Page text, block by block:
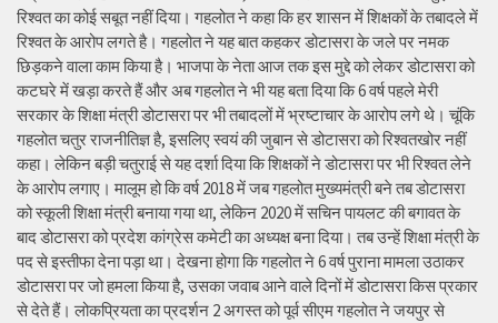
रिश्वत का कोई सबूत नहीं दिया। गहलोत ने कहा कि हर शासन में शिक्षकों के तबादले में
रिश्वत के आरोप लगते है। गहलोत ने यह बात कहकर डोटासरा के जले पर नमक
छिड़कने वाला काम किया है। भाजपा के नेता आज तक इस मुद्दे को लेकर डोटासरा को
कटघरे में खड़ा करते हैं और अब गहलोत ने भी यह बता दिया कि 6 वर्ष पहले मेरी
सरकार के शिक्षा मंत्री डोटासरा पर भी तबादलों में भ्रष्टाचार के आरोप लगे थे। चूंकि
गहलोत चतुर राजनीतिज्ञ है, इसलिए स्वयं की जुबान से डोटासरा को रिश्वतखोर नहीं
कहा। लेकिन बड़ी चतुराई से यह दर्शा दिया कि शिक्षकों ने डोटासरा पर भी रिश्वत लेने
के आरोप लगाए। मालूम हो कि वर्ष 2018 में जब गहलोत मुख्यमंत्री बने तब डोटासरा
को स्कूली शिक्षा मंत्री बनाया गया था, लेकिन 2020 में सचिन पायलट की बगावत के
बाद डोटासरा को प्रदेश कांग्रेस कमेटी का अध्यक्ष बना दिया। तब उन्हें शिक्षा मंत्री के
पद से इस्तीफा देना पड़ा था। देखना होगा कि गहलोत ने 6 वर्ष पुराना मामला उठाकर
डोटासरा पर जो हमला किया है, उसका जवाब आने वाले दिनों में डोटासरा किस प्रकार
से देते हैं। लोकप्रियता का प्रदर्शन 2 अगस्त को पूर्व सीएम गहलोत ने जयपुर से